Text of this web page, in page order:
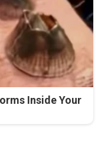
Inside Your